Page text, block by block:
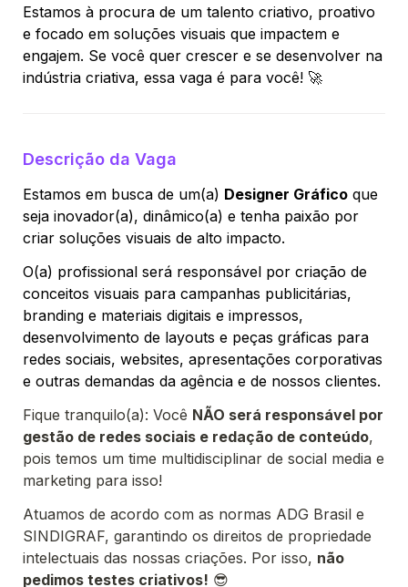
Estamos à procura de um talento criativo, proativo
e focado em soluções visuais que impactem e
engajem. Se você quer crescer e se desenvolver na
indústria criativa, essa vaga é para você! 🚀
Descrição da Vaga
Estamos em busca de um(a) Designer Gráfico que
seja inovador(a), dinâmico(a) e tenha paixão por
criar soluções visuais de alto impacto.
O(a) profissional será responsável por criação de
conceitos visuais para campanhas publicitárias,
branding e materiais digitais e impressos,
desenvolvimento de layouts e peças gráficas para
redes sociais, websites, apresentações corporativas
e outras demandas da agência e de nossos clientes.
Fique tranquilo(a): Você NÃO será responsável por
gestão de redes sociais e redação de conteúdo,
pois temos um time multidisciplinar de social media e
marketing para isso!
Atuamos de acordo com as normas ADG Brasil e
SINDIGRAF, garantindo os direitos de propriedade
intelectuais das nossas criações. Por isso, não
pedimos testes criativos! 😎